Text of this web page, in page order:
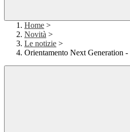
Home >
Novità >
Le notizie >
Orientamento Next Generation -